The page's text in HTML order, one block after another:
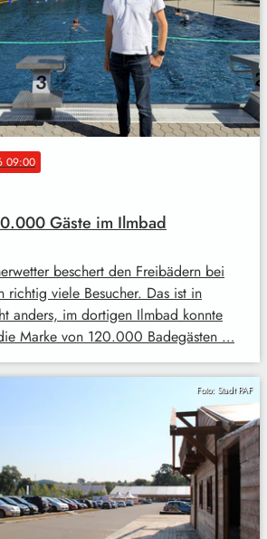
09:00
Gäste im Ilmbad
beschert den Freibädern bei
richtig viele Besucher. Das ist in
anders, im dortigen Ilmbad konnte
Marke von 120.000 Badegästen …
Foto: Stadt PAF